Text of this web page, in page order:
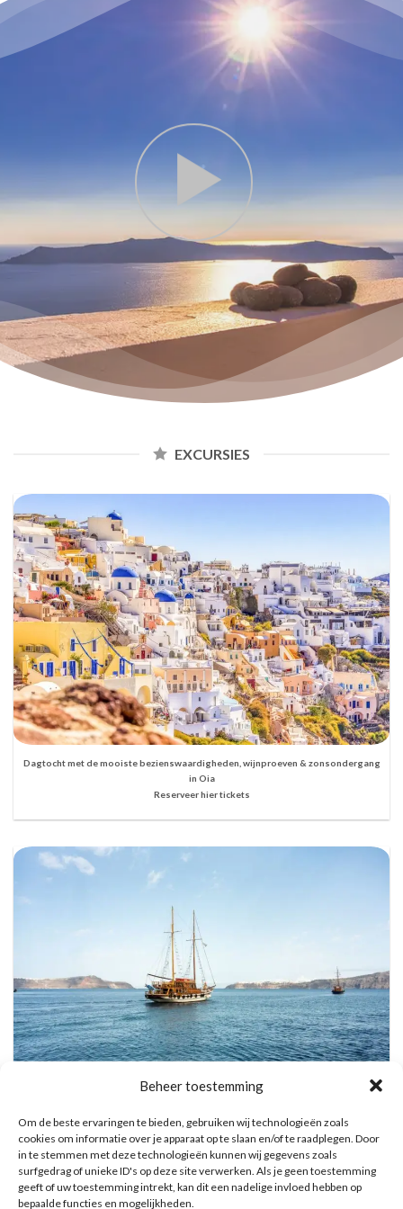
Beheer toestemming
Om de beste ervaringen te bieden, gebruiken wij technologieën zoals
cookies om informatie over je apparaat op te slaan en/of te raadplegen. Door
in te stemmen met deze technologieën kunnen wij gegevens zoals
surfgedrag of unieke ID's op deze site verwerken. Als je geen toestemming
geeft of uw toestemming intrekt, kan dit een nadelige invloed hebben op
bepaalde functies en mogelijkheden.
EXCURSIES
Dagtocht met de mooiste bezienswaardigheden, wijnproeven & zonsondergang
in Oia
Reserveer hier tickets